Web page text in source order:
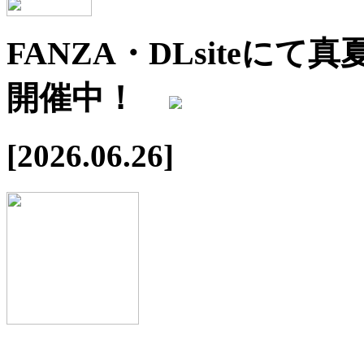
FANZA・DLsiteにて真
開催中！
[2026.06.26]